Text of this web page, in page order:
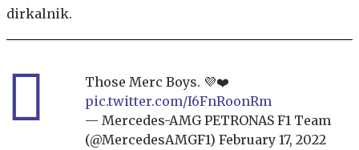
dirkalnik.
Those Merc Boys. 💜❤️
pic.twitter.com/I6FnRoonRm
— Mercedes-AMG PETRONAS F1 Team
(@MercedesAMGF1) February 17, 2022